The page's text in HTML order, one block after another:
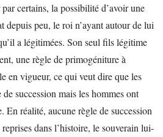
certains, la possibilité d’avoir une
depuis peu, le roi n’ayant autour de lui
a légitimées. Son seul fils légitime
une règle de primogéniture à
en vigueur, ce qui veut dire que les
succession mais les hommes ont
En réalité, aucune règle de succession
dans l’histoire, le souverain lui-